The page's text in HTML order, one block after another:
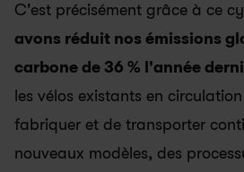
C'est précisément grâce à ce
avons réduit nos émissions
carbone de 36 % l'année
les vélos existants en
fabriquer et de transporter
nouveaux modèles, des